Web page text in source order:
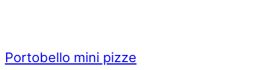
Portobello mini pizze